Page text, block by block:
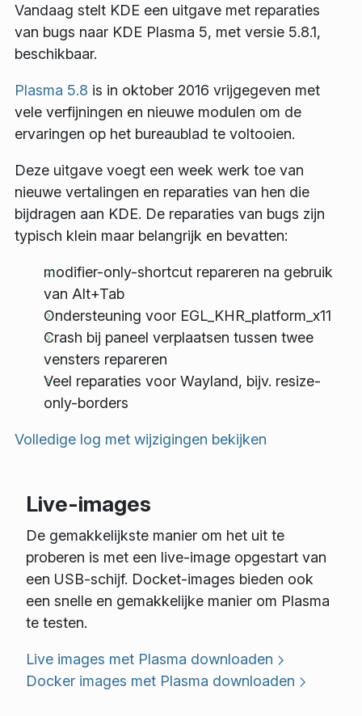
Vandaag stelt KDE een uitgave met reparaties
van bugs naar KDE Plasma 5, met versie 5.8.1,
beschikbaar.
Plasma 5.8 is in oktober 2016 vrijgegeven met
vele verfijningen en nieuwe modulen om de
ervaringen op het bureaublad te voltooien.
Deze uitgave voegt een week werk toe van
nieuwe vertalingen en reparaties van hen die
bijdragen aan KDE. De reparaties van bugs zijn
typisch klein maar belangrijk en bevatten:
modifier-only-shortcut repareren na gebruik
van Alt+Tab
Ondersteuning voor EGL_KHR_platform_x11
Crash bij paneel verplaatsen tussen twee
vensters repareren
Veel reparaties voor Wayland, bijv. resize-
only-borders
Volledige log met wijzigingen bekijken
Live-images
De gemakkelijkste manier om het uit te
proberen is met een live-image opgestart van
een USB-schijf. Docket-images bieden ook
een snelle en gemakkelijke manier om Plasma
te testen.
Live images met Plasma downloaden
Docker images met Plasma downloaden